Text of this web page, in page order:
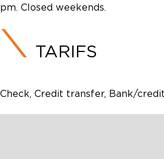
pm. Closed weekends.
TARIFS
Check, Credit transfer, Bank/